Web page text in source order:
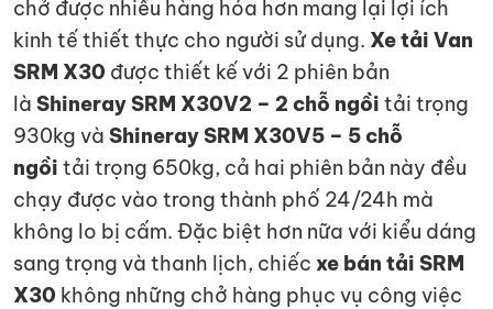
chở được nhiều hàng hóa hơn mang lại lợi ích
kinh tế thiết thực cho người sử dụng. Xe tải Van
SRM X30 được thiết kế với 2 phiên bản
là Shineray SRM X30V2 – 2 chỗ ngồi tải trọng
930kg và Shineray SRM X30V5 – 5 chỗ
ngồi tải trọng 650kg, cả hai phiên bản này đều
chạy được vào trong thành phố 24/24h mà
không lo bị cấm. Đặc biệt hơn nữa với kiểu dáng
sang trọng và thanh lịch, chiếc xe bán tải SRM
X30 không những chở hàng phục vụ công việc